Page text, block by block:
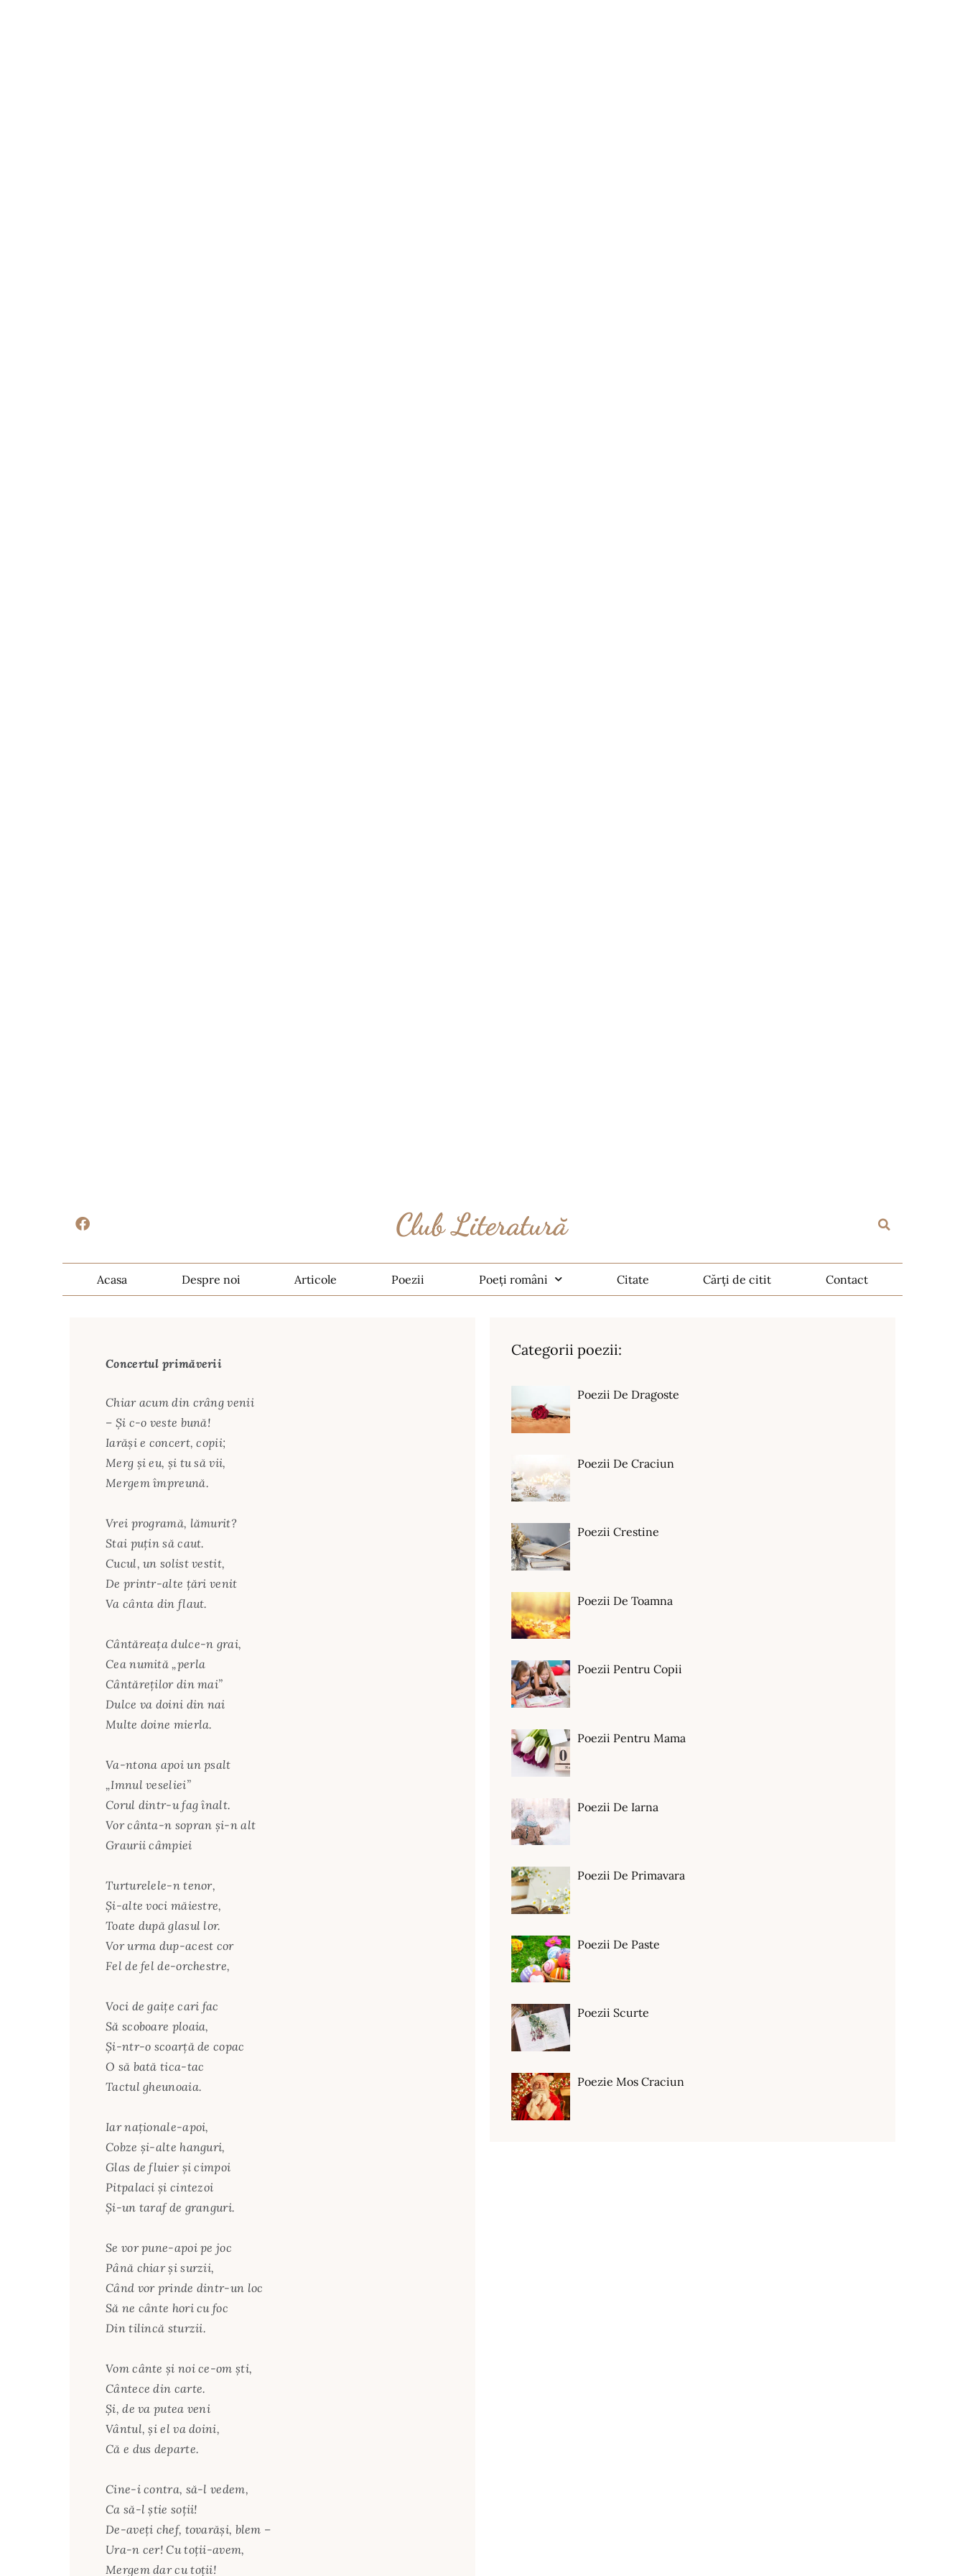
Acasa Despre noi Articole Poezii Poeți români Citate Cărți de citit Contact
Concertul primăverii
Chiar acum din crâng venii
– Şi c-o veste bună!
Iarăşi e concert, copii;
Merg şi eu, şi tu să vii,
Mergem împreună.
Vrei programă, lămurit?
Stai puţin să caut.
Cucul, un solist vestit,
De printr-alte ţări venit
Va cânta din flaut.
Cântăreaţa dulce-n grai,
Cea numită „perla
Cântăreţilor din mai”
Dulce va doini din nai
Multe doine mierla.
Va-ntona apoi un psalt
„Imnul veseliei”
Corul dintr-u fag înalt.
Vor cânta-n sopran şi-n alt
Graurii câmpiei
Turturelele-n tenor,
Şi-alte voci măiestre,
Toate după glasul lor.
Vor urma dup-acest cor
Fel de fel de-orchestre,
Voci de gaiţe cari fac
Să scoboare ploaia,
Şi-ntr-o scoarţă de copac
O să bată tica-tac
Tactul gheunoaia.
Iar naţionale-apoi,
Cobze şi-alte hanguri,
Glas de fluier şi cimpoi
Pitpalaci şi cintezoi
Şi-un taraf de granguri.
Se vor pune-apoi pe joc
Până chiar şi surzii,
Când vor prinde dintr-un loc
Să ne cânte hori cu foc
Din tilincă sturzii.
Vom cânte şi noi ce-om şti,
Cântece din carte.
Şi, de va putea veni
Vântul, şi el va doini,
Că e dus departe.
Cine-i contra, să-l vedem,
Ca să-l ştie soţii!
De-aveţi chef, tovarăşi, blem –
Ura-n cer! Cu toţii-avem,
Mergem dar cu toţii!
Categorii poezii:
Poezii De Dragoste
Poezii De Craciun
Poezii Crestine
Poezii De Toamna
Poezii Pentru Copii
Poezii Pentru Mama
Poezii De Iarna
Poezii De Primavara
Poezii De Paste
Poezii Scurte
Poezie Mos Craciun